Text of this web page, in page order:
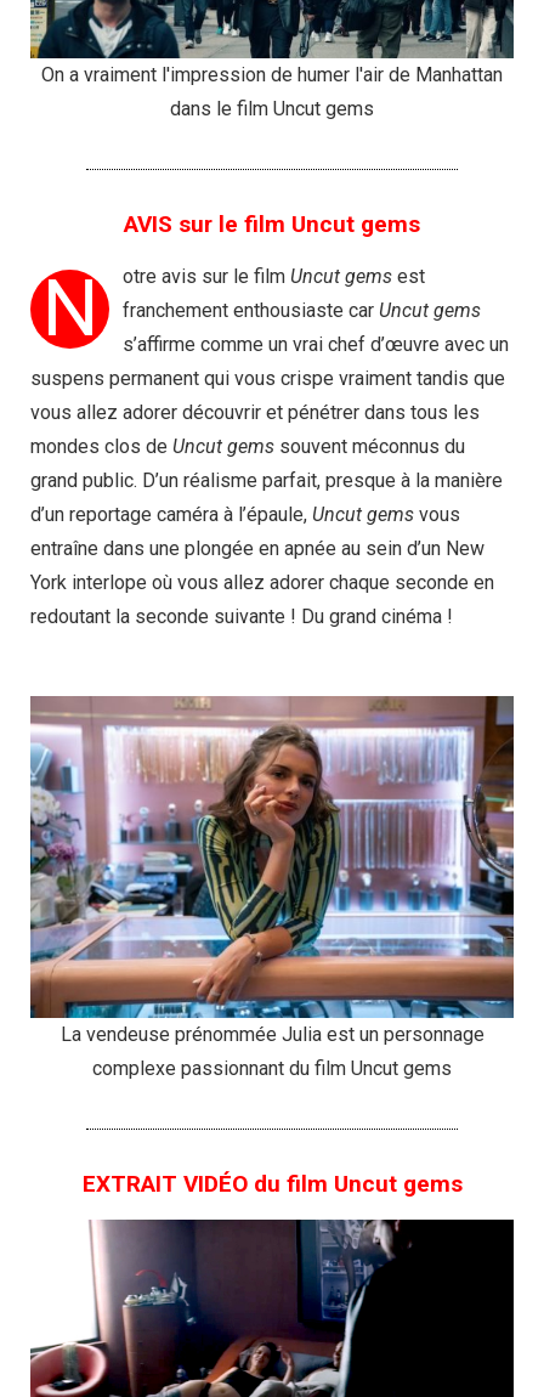
On a vraiment l'impression de humer l'air de Manhattan
dans le film Uncut gems
AVIS sur le film Uncut gems
N otre avis sur le film Uncut gems est
franchement enthousiaste car Uncut gems
s’affirme comme un vrai chef d’œuvre avec un
suspens permanent qui vous crispe vraiment tandis que
vous allez adorer découvrir et pénétrer dans tous les
mondes clos de Uncut gems souvent méconnus du
grand public. D’un réalisme parfait, presque à la manière
d’un reportage caméra à l’épaule, Uncut gems vous
entraîne dans une plongée en apnée au sein d’un New
York interlope où vous allez adorer chaque seconde en
redoutant la seconde suivante ! Du grand cinéma !
La vendeuse prénommée Julia est un personnage
complexe passionnant du film Uncut gems
EXTRAIT VIDÉO du film Uncut gems